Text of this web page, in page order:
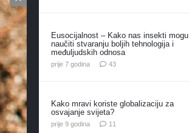
Eusocijalnost – Kako nas insekti mogu
naučiti stvaranju boljih tehnologija i
međuljudskih odnosa
prije 7 godina 43komentara
Kako mravi koriste globalizaciju za
osvajanje svijeta?
prije 9 godina 11